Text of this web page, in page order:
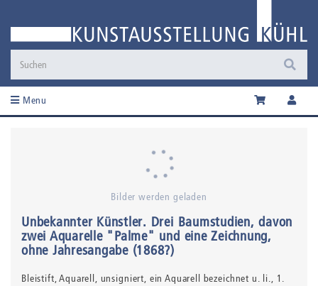
Menu
Bilder werden geladen
Unbekannter Künstler. Drei Baumstudien, davon
zwei Aquarelle "Palme" und eine Zeichnung,
ohne Jahresangabe (1868?)
Bleistift,Aquarell, unsigniert, ein Aquarell bezeichnet u. li., 1.